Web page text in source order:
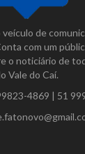
de
com um
o noticiário de
Vale do Caí.
4869 | 51